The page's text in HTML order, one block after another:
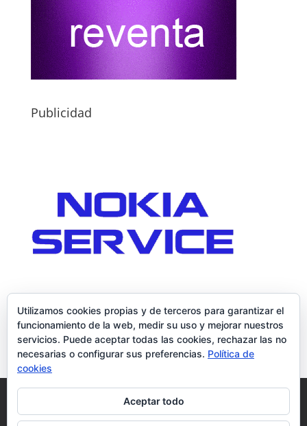
Publicidad
Condiciones y Privacidad
Contacto
Tienda Carrito Mi cuenta
Utilizamos cookies propias y de terceros para garantizar el
funcionamiento de la web, medir su uso y mejorar nuestros
servicios. Puede aceptar todas las cookies, rechazar las no
necesarias o configurar sus preferencias. Política de
cookies
Aceptar todo